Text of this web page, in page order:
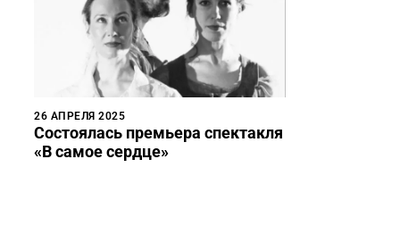
26 АПРЕЛЯ 2025
Состоялась премьера спектакля
«В самое сердце»